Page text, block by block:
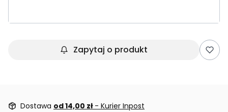
Zapytaj o produkt
Dostawa od 14,00 zł - Kurier Inpost